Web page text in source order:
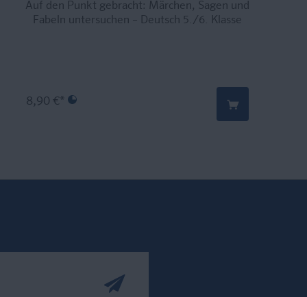
Auf den Punkt gebracht: Märchen, Sagen und
Fabeln untersuchen – Deutsch 5./6. Klasse
8,90 €*